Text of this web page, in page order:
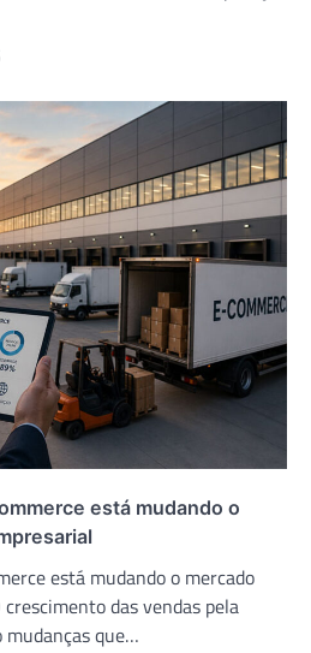
está mudando o
está mudando o mercado
das vendas pela
que…